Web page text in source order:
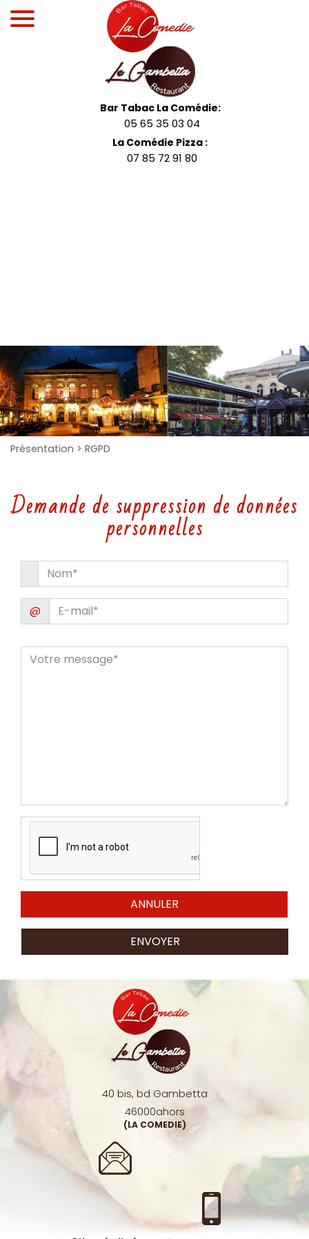
Bar Tabac La Comédie:
05 65 35 03 04
La Comédie Pizza :
07 85 72 91 80
Présentation > RGPD
Demande de suppression de données
personnelles
@
ANNULER
ENVOYER
40 bis, bd Gambetta
46000ahors
(LA COMEDIE)